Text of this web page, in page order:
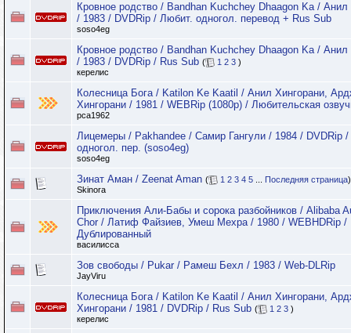
Кровное родство / Bandhan Kuchchey Dhaagon Ka /
/ 1983 / DVDRip / Любит. одногол. перевод + Rus Sub
soso4eg
Кровное родство / Bandhan Kuchchey Dhaagon Ka /
/ 1983 / DVDRip / Rus Sub ( 1 2 3 )
керелис
Колесница Бога / Katilon Ke Kaatil / Анил Хингорани,
Хингорани / 1981 / WEBRip (1080p) / Любительская
pca1962
Лицемеры / Pakhandее / Самир Гангули / 1984 / DVDRip
одногол. пер. (soso4eg)
soso4eg
Зинат Аман / Zeenat Aman ( 1 2 3 4 5 Последняя страница)
Skinora
Приключения Али-Бабы и сорока разбойников / Alibaba
Chor / Латиф Файзиев, Умеш Мехра / 1980 / WEBHDRip /
Дублированный
василисса
Зов свободы / Pukar / Рамеш Бехл / 1983 / Web-DLRip
JayViru
Колесница Бога / Katilon Ke Kaatil / Анил Хингорани,
Хингорани / 1981 / DVDRip / Rus Sub ( 1 2 3 )
керелис